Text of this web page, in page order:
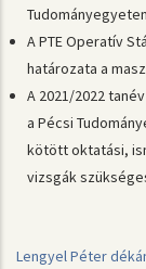
A PTE Operatív
határozata a
A 2021/2022
a Pécsi
kötött oktatási,
vizsgák
Lengyel Péter